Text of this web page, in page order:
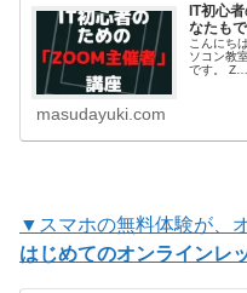
IT初心
なたも
こんにち
ソコン教
です。 Z…
masudayuki.com
▼スマホの無料体験が、
はじめてのオンラインレ